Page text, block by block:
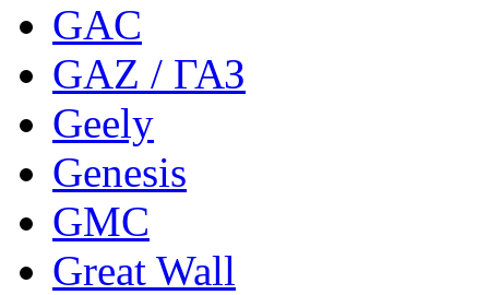
GAC
GAZ / ГАЗ
Geely
Genesis
GMC
Great Wall